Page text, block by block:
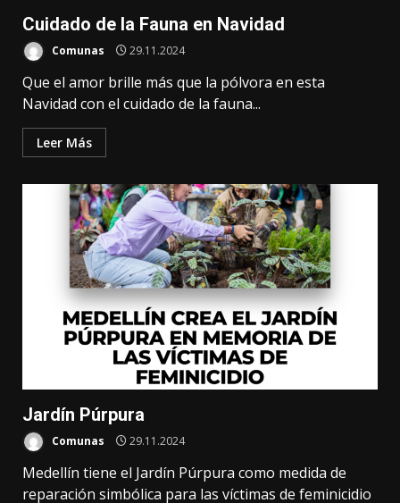
Cuidado de la Fauna en Navidad
Comunas 29.11.2024
Que el amor brille más que la pólvora en esta
Navidad con el cuidado de la fauna...
Leer Más
Jardín Púrpura
Comunas 29.11.2024
Medellín tiene el Jardín Púrpura como medida de
reparación simbólica para las víctimas de feminicidio